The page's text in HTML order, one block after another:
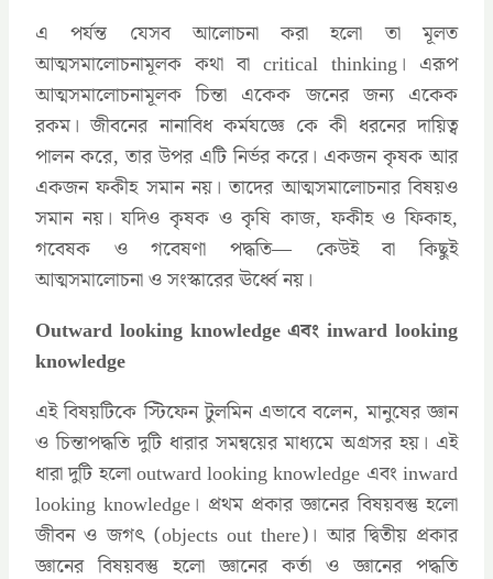
এ পর্যন্ত যেসব আলোচনা করা হলো তা মূলত
আত্মসমালোচনামূলক কথা বা critical thinking। এরূপ
আত্মসমালোচনামূলক চিন্তা একেক জনের জন্য একেক
রকম। জীবনের নানাবিধ কর্মযজ্ঞে কে কী ধরনের দায়িত্ব
পালন করে, তার উপর এটি নির্ভর করে। একজন কৃষক আর
একজন ফকীহ সমান নয়। তাদের আত্মসমালোচনার বিষয়ও
সমান নয়। যদিও কৃষক ও কৃষি কাজ, ফকীহ ও ফিকাহ,
গবেষক ও গবেষণা পদ্ধতি— কেউই বা কিছুই
আত্মসমালোচনা ও সংস্কারের ঊর্ধ্বে নয়।
Outward looking knowledge এবং inward looking
knowledge
এই বিষয়টিকে স্টিফেন টুলমিন এভাবে বলেন, মানুষের জ্ঞান
ও চিন্তাপদ্ধতি দুটি ধারার সমন্বয়ের মাধ্যমে অগ্রসর হয়। এই
ধারা দুটি হলো outward looking knowledge এবং inward
looking knowledge। প্রথম প্রকার জ্ঞানের বিষয়বস্তু হলো
জীবন ও জগৎ (objects out there)। আর দ্বিতীয় প্রকার
জ্ঞানের বিষয়বস্তু হলো জ্ঞানের কর্তা ও জ্ঞানের পদ্ধতি